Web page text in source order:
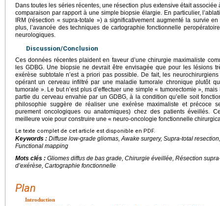
Dans toutes les séries récentes, une résection plus extensive était
comparaison par rapport à une simple biopsie élargie. En particulier,
IRM (résection « supra-totale ») a significativement augmenté la survie
plus, l’avancée des techniques de cartographie fonctionnelle
neurologiques.
Discussion/Conclusion
Ces données récentes plaident en faveur d’une chirurgie maximaliste
les GDBG. Une biopsie ne devrait être envisagée que pour les lésions
exérèse subtotale n’est a priori pas possible. De fait, les
opérant un cerveau infiltré par une maladie tumorale chronique plutôt
tumorale ». Le but n’est plus d’effectuer une simple « tumorectomie »,
partie du cerveau envahie par un GDBG, à la condition qu’elle soit
philosophie suggère de réaliser une exérèse maximaliste et précoce
purement oncologiques ou anatomiques) chez des patients éveillés.
meilleure voie pour construire une « neuro-oncologie fonctionnelle
Le texte complet de cet article est disponible en PDF.
Keywords : Diffuse low-grade gliomas, Awake surgery, Supra-total
Functional mapping
Mots clés : Gliomes diffus de bas grade, Chirurgie éveillée, Résection
d’exérèse, Cartographie fonctionnelle
Plan
Introduction